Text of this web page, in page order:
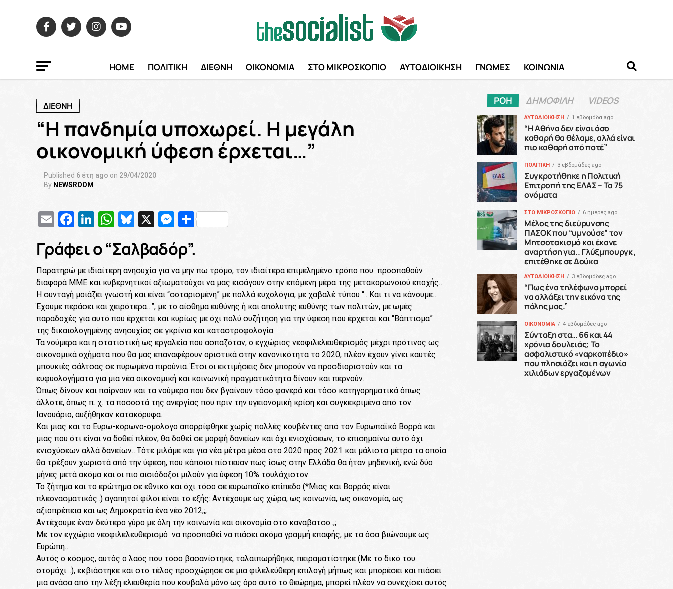
HOME ΠΟΛΙΤΙΚΗ ΔΙΕΘΝΗ ΟΙΚΟΝΟΜΙΑ ΣΤΟ ΜΙΚΡΟΣΚΟΠΙΟ ΑΥΤΟΔΙΟΙΚΗΣΗ ΓΝΩΜΕΣ ΚΟΙΝΩΝΙΑ
ΔΙΕΘΝΗ
“Η πανδημία υποχωρεί. Η μεγάλη
οικονομική ύφεση έρχεται…”
Published 6 έτη ago on 29/04/2020
By NEWSROOM
EmailFacebook
LinkedIn
WhatsApp
Bluesky
X Messenger
Μοιραστείτε
Γράφει ο “Σαλβαδόρ”.
Παρατηρώ με ιδιαίτερη ανησυχία για να μην πω τρόμο, τον ιδιαίτερα επιμελημένο τρόπο που προσπαθούν
διαφορά ΜΜΕ και κυβερνητικοί αξιωματούχοι να μας εισάγουν στην επόμενη μέρα της μετακορωνοιού εποχής…
Η συνταγή μοιάζει γνωστή και είναι “σοταρισμένη” με πολλά ευχολόγια, με χαβαλέ τύπου “.. Και τι να κάνουμε…
Έχουμε περάσει και χειρότερα…”, με το αίσθημα ευθύνης ή και απόλυτης ευθύνης των πολιτών, με ωμές
παραδοχές για αυτό που έρχεται και κυρίως με όχι πολύ συζήτηση για την ύφεση που έρχεται και “Βάπτισμα”
της δικαιολογημένης ανησυχίας σε γκρίνια και καταστροφολογία.
Τα νούμερα και η στατιστική ως εργαλεία που ασπαζόταν, ο εγχώριος νεοφιλελευθερισμός μέχρι πρότινος ως
οικονομικά οχήματα που θα μας επαναφέρουν οριστικά στην κανονικότητα το 2020, πλέον έχουν γίνει καυτές
μπουκιές σάλτσας σε πυρωμένα πιρούνια. Έτσι οι εκτιμήσεις δεν μπορούν να προσδιοριστούν και τα
ευφυολογήματα για μια νέα οικονομική και κοινωνική πραγματικότητα δίνουν και περνούν.
Όπως δίνουν και παίρνουν και τα νούμερα που δεν βγαίνουν τόσο φανερά και τόσο κατηγορηματικά όπως
άλλοτε, όπως π. χ. τα ποσοστά της ανεργίας που πριν την υγειονομική κρίση και συγκεκριμένα από τον
Ιανουάριο, αυξήθηκαν κατακόρυφα.
Και μιας και το Ευρω-κορωνο-oμολογο απορρίφθηκε χωρίς πολλές κουβέντες από τον Ευρωπαϊκό Βορρά και
μιας που ότι είναι να δοθεί πλέον, θα δοθεί σε μορφή δανείων και όχι ενισχύσεων, το επισημαίνω αυτό όχι
ενισχύσεων αλλά δανείων…Τότε μιλάμε και για νέα μέτρα μέσα στο 2020 προς 2021 και μάλιστα μέτρα τα οποία
θα τρέξουν χωριστά από την ύφεση, που κάποιοι πίστευαν πως ίσως στην Ελλάδα θα ήταν μηδενική, ενώ δύο
μήνες μετά ακόμα και οι πιο αισιόδοξοι μιλούν για ύφεση 10% τουλάχιστον.
Το ζήτημα και το ερώτημα σε εθνικό και όχι τόσο σε ευρωπαϊκό επίπεδο (*Μιας και Βορράς είναι
πλεονασματικός..) αγαπητοί φίλοι είναι το εξής: Αντέχουμε ως χώρα, ως κοινωνία, ως οικονομία, ως
αξιοπρέπεια και ως Δημοκρατία ένα νέο 2012;;;
Αντέχουμε έναν δεύτερο γύρο με όλη την κοινωνία και οικονομία στο καναβατσο..;;
Με τον εγχώριο νεοφιλελευθερισμό να προσπαθεί να πιάσει ακόμα γραμμή επαφής, με τα όσα βιώνουμε ως
Ευρώπη…
Αυτός ο κόσμος, αυτός ο λαός που τόσο βασανίστηκε, ταλαιπωρήθηκε, πειραματίστηκε (Με το δικό του
στομάχι…), εκβιάστηκε και στο τέλος προσχώρησε σε μια φιλελεύθερη επιλογή μήπως και μπορέσει και πιάσει
μια ανάσα από την λέξη ελευθερία που κουβαλά μόνο ως όρο αυτό το θεώρημα, μπορεί πλέον να συνεχίσει αυτός
ΡΟΗ ΔΗΜΟΦΙΛΗ VIDEOS
ΑΥΤΟΔΙΟΙΚΗΣΗ 1 εβδομάδα ago
“H Αθήνα δεν είναι όσο
καθαρή θα θέλαμε, αλλά είναι
πιο καθαρή από ποτέ”
ΠΟΛΙΤΙΚΗ 3 εβδομάδες ago
Συγκροτήθηκε η Πολιτική
Επιτροπή της ΕΛΑΣ – Τα 75
ονόματα
ΣΤΟ ΜΙΚΡΟΣΚΟΠΙΟ 6 ημέρες ago
Μέλος της διεύρυνσης
ΠΑΣΟΚ που “υμνούσε” τον
Μητσοτακισμό και έκανε
αναρτήση για.. Γλύξμπουργκ ,
επιτέθηκε σε Δούκα
ΑΥΤΟΔΙΟΙΚΗΣΗ 3 εβδομάδες ago
“Πως ένα τηλέφωνο μπορεί
να αλλάξει την εικόνα της
πόλης μας.”
ΟΙΚΟΝΟΜΙΑ 4 εβδομάδες ago
Σύνταξη στα… 66 και 44
χρόνια δουλειάς; Το
ασφαλιστικό «ναρκοπέδιο»
που πλησιάζει και η αγωνία
χιλιάδων εργαζομένων